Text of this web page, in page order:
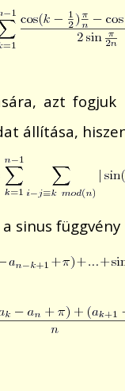
azt
állítása,
sinus függvény